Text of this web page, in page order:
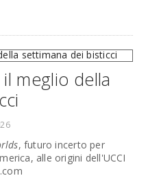
meglio della
, futuro incerto per
alle origini dell'UCCI